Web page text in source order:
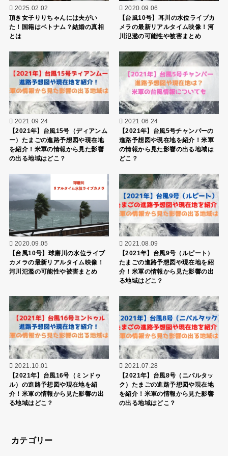
2025.02.02
頂き女子りりちゃんには夫がい
た！国籍はベトナム？結婚の真相
とは
2020.09.06
【台風10号】耳川の水位ライブカ
メラの最新リアルタイム映像！河
川氾濫の可能性や被害まとめ
2021.09.24
【2021年】台風15号（ディアンム
ー）たまごの進路予想図や現在地
を紹介！米軍の情報から見た影響
の出る地域はどこ？
2021.06.24
【2021年】台風5号チャンパーの
進路予想図や現在地を紹介！米軍
の情報から見た影響の出る地域は
どこ？
2020.09.05
【台風10号】球磨川の水位ライブ
カメラの最新リアルタイム映像！
河川氾濫の可能性や被害まとめ
2021.08.09
【2021年】台風9号（ルピート）
たまごの進路予想図や現在地を紹
介！米軍の情報から見た影響の出
る地域はどこ？
2021.10.01
【2021年】台風16号（ミンドゥ
ル）の進路予想図や現在地を紹
介！米軍の情報から見た影響の出
る地域はどこ？
2021.07.28
【2021年】台風8号（ニパルタッ
ク）たまごの進路予想図や現在地
を紹介！米軍の情報から見た影響
の出る地域はどこ？
カテゴリー